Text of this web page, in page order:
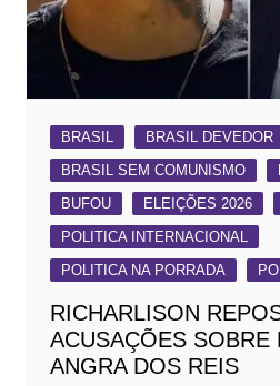
BRASIL
BRASIL DEVEDOR
BRASIL SEM COMUNISMO
BUFOU
ELEIÇÕES 2026
POLITICA INTERNACIONAL
POLITICA NA PORRADA
RICHARLISON
ACUSAÇÕES SOBRE
ANGRA DOS REIS